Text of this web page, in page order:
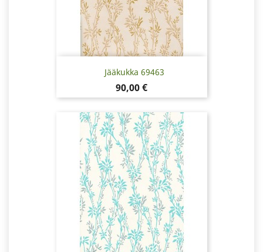
Jääkukka 69463
Pris
90,00 €